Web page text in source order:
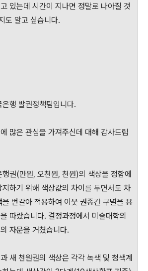
있는데 시간이 지나면 정말로 나아질 것
도 알고 싶습니다.
행 발권정책팀입니다.
많은 관심을 가져주신데 대해 감사드립
권(만원, 오천원, 천원)의 색상을 정함에
하기 위해 색상값의 차이를 두면서도 차
번갈아 적용하여 이웃 권종간 구별을 용
따랐습니다. 결정과정에서 미술대학의
자문을 거쳤습니다.
새 천원권의 색상은 각각 녹색 및 청색계